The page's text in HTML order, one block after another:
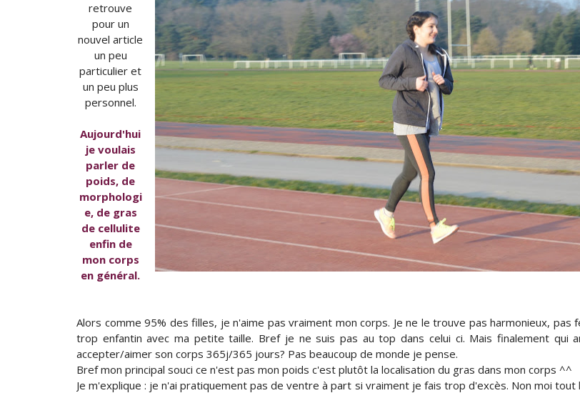
retrouve
pour un
nouvel article
un peu
particulier et
un peu plus
personnel.
Aujourd'hui
je voulais
parler de
poids, de
morphologi
e, de gras
de cellulite
enfin de
mon corps
en général.
Alors comme 95% des filles, je n'aime pas vraiment mon corps. Je ne le trouve pas harmonieux, pas
trop enfantin avec ma petite taille. Bref je ne suis pas au top dans celui ci. Mais finalement qui
accepter/aimer son corps 365j/365 jours? Pas beaucoup de monde je pense.
Bref mon principal souci ce n'est pas mon poids c'est plutôt la localisation du gras dans mon corps ^^
Je m'explique : je n'ai pratiquement pas de ventre à part si vraiment je fais trop d'excès. Non moi tout